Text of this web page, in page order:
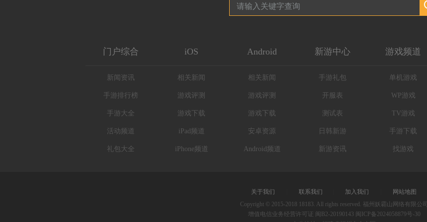
门户综合
新闻资讯
手游排行榜
手游大全
活动频道
礼包大全
iOS
相关新闻
游戏评测
游戏下载
iPad频道
iPhone频道
Android
相关新闻
游戏评测
游戏下载
安卓资源
Android频道
新游中心
手游礼包
开服表
测试表
日韩新游
新游资讯
游戏频道
单机游戏
WP游戏
TV游戏
手游下载
找游戏
关于我们 联系我们 加入我们 网站地图
Copyright © 2015-2018 18183. All rights reserved. 福州妖霸山网络有限公司
增值电信业务经营许可证 闽B2-20190143 闽ICP备2024058879号-30